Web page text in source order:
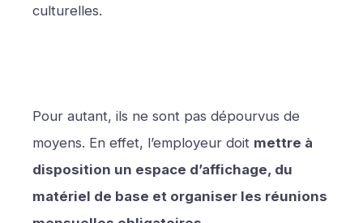
culturelles.
Pour autant, ils ne sont pas dépourvus de
moyens. En effet, l’employeur doit mettre à
disposition un espace d’affichage, du
matériel de base et organiser les réunions